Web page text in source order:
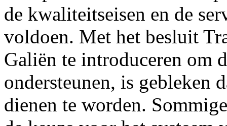
de kwaliteitseisen en de
voldoen. Met het besluit
Galiën te introduceren om
ondersteunen, is gebleken
dienen te worden.